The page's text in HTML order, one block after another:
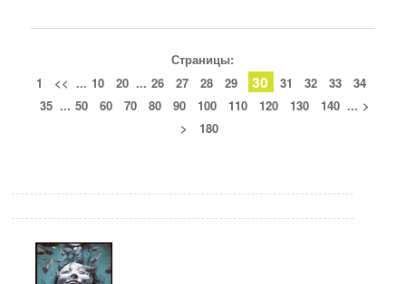
Страницы:
1
<< ... 10 20 ... 26 27 28 29 30 31 32 33
34
35 ... 50 60 70 80 90 100 110 120 130 140 ... >
>
180